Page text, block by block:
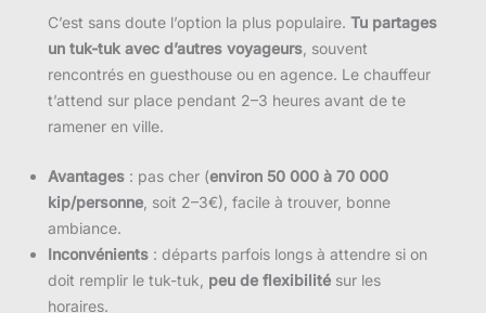
C’est sans doute l’option la plus populaire. Tu partages
un tuk-tuk avec d’autres voyageurs , souvent
rencontrés en guesthouse ou en agence. Le chauffeur
t’attend sur place pendant 2–3 heures avant de te
ramener en ville.
Avantages : pas cher (environ 50 000 à 70 000
kip/personne , soit 2–3€), facile à trouver, bonne
ambiance.
Inconvénients : départs parfois longs à attendre si on
doit remplir le tuk-tuk, peu de flexibilité sur les
horaires.